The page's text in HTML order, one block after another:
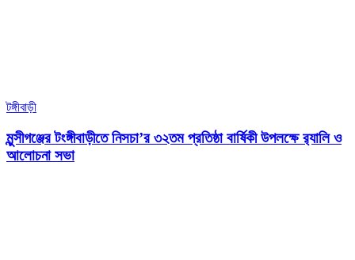
টঙ্গীবাড়ী
মুন্সীগঞ্জের টংঙ্গীবাড়ীতে নিসচা’র ৩২তম প্রতিষ্ঠা বার্ষিকী উপলক্ষে র‍্যালি ও
আলোচনা সভা